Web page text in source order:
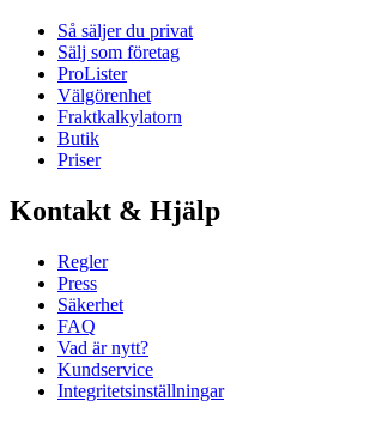
Så säljer du privat
Sälj som företag
ProLister
Välgörenhet
Fraktkalkylatorn
Butik
Priser
Kontakt & Hjälp
Regler
Press
Säkerhet
FAQ
Vad är nytt?
Kundservice
Integritetsinställningar